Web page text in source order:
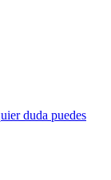
duda puedes